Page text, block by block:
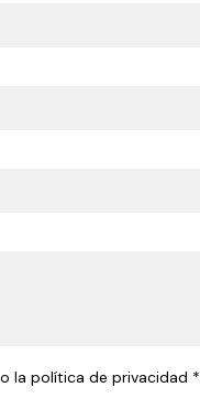
la política de privacidad *